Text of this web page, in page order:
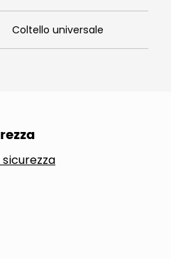
Coltello universale